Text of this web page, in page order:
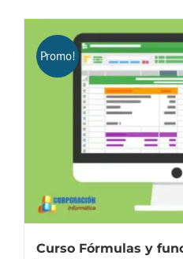
Promo!
Curso Fórmulas y